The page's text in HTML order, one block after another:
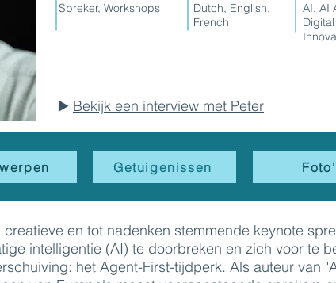
Spreker, Workshops
Dutch, English,
French
AI, AI
▶️️ Bekijk een interview met Peter
Getuigenissen
en tot nadenken stemmende keynote
intelligentie (AI) te doorbreken en zich voor te
het Agent-First-tijdperk. Als auteur van